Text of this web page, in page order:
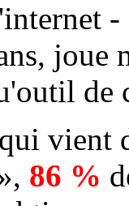
joue
de
86 %